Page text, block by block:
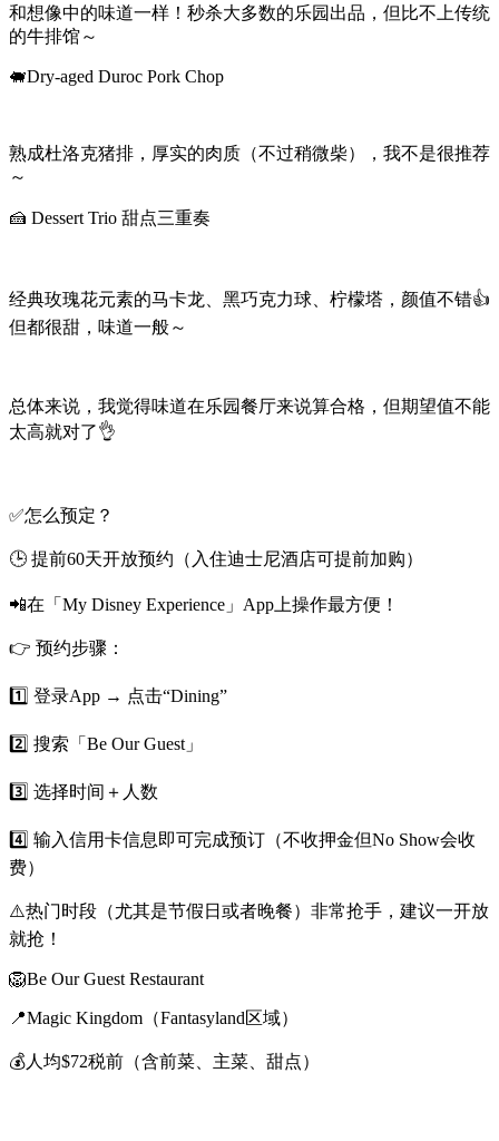
和想像中的味道一样！秒杀大多数的乐园出品，但比不上传统
的牛排馆～
🐖Dry-aged Duroc Pork Chop
熟成杜洛克猪排，厚实的肉质（不过稍微柴），我不是很推荐
～
🍰 Dessert Trio 甜点三重奏
经典玫瑰花元素的马卡龙、黑巧克力球、柠檬塔，颜值不错👍
但都很甜，味道一般～
总体来说，我觉得味道在乐园餐厅来说算合格，但期望值不能
太高就对了👌
✅怎么预定？
🕒 提前60天开放预约（入住迪士尼酒店可提前加购）
📲在「My Disney Experience」App上操作最方便！
👉 预约步骤：
1️⃣ 登录App → 点击“Dining”
2️⃣ 搜索「Be Our Guest」
3️⃣ 选择时间＋人数
4️⃣ 输入信用卡信息即可完成预订（不收押金但No Show会收
费）
⚠️热门时段（尤其是节假日或者晚餐）非常抢手，建议一开放
就抢！
🦁Be Our Guest Restaurant
📍Magic Kingdom（Fantasyland区域）
💰人均$72税前（含前菜、主菜、甜点）